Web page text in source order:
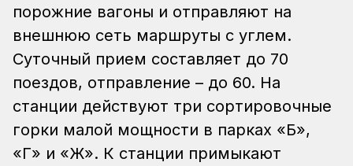
порожние вагоны и отправляют на
внешнюю сеть маршруты с углем.
Суточный прием составляет до 70
поездов, отправление – до 60. На
станции действуют три сортировочные
горки малой мощности в парках «Б»,
«Г» и «Ж». К станции примыкают